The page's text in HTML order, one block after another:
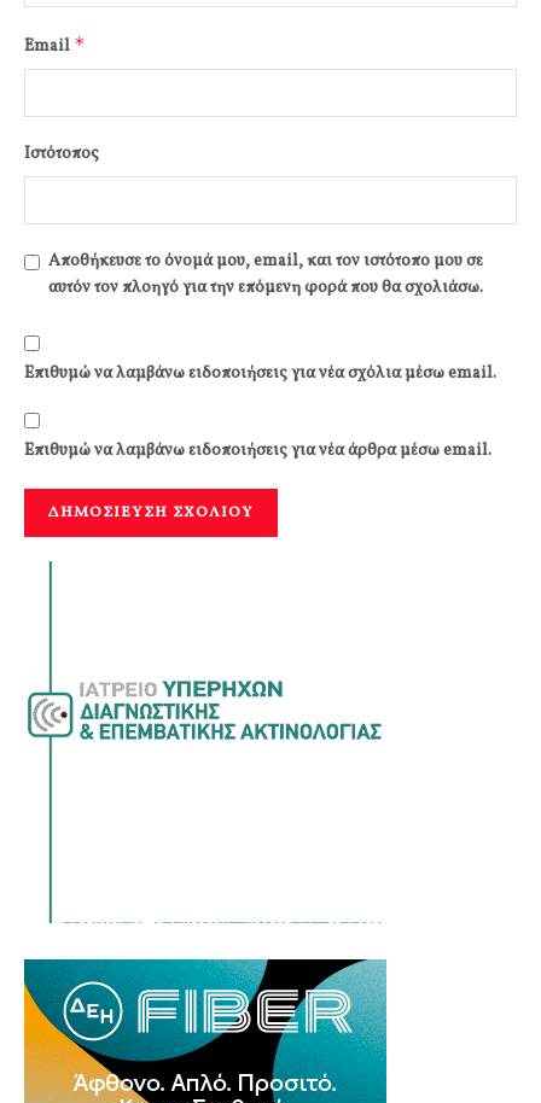
Email *
Ιστότοπος
Αποθήκευσε το όνομά μου, email, και τον ιστότοπο μου σε
αυτόν τον πλοηγό για την επόμενη φορά που θα σχολιάσω.
Επιθυμώ να λαμβάνω ειδοποιήσεις για νέα σχόλια μέσω email.
Επιθυμώ να λαμβάνω ειδοποιήσεις για νέα άρθρα μέσω email.